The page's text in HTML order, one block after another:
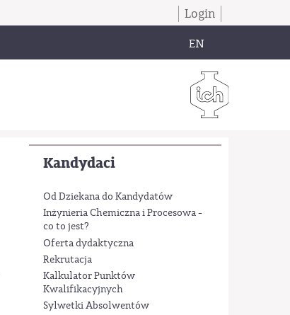
Login
EN
Kandydaci
Od Dziekana do Kandydatów
Inżynieria Chemiczna i Procesowa -
co to jest?
Oferta dydaktyczna
Rekrutacja
Kalkulator Punktów
Kwalifikacyjnych
Sylwetki Absolwentów